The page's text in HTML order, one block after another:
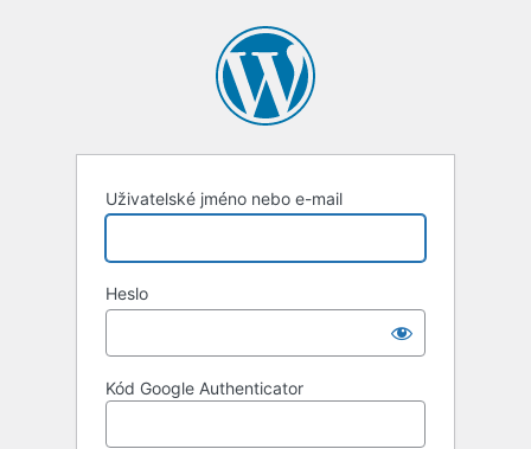
Uživatelské jméno nebo e-mail
Heslo
Kód Google Authenticator